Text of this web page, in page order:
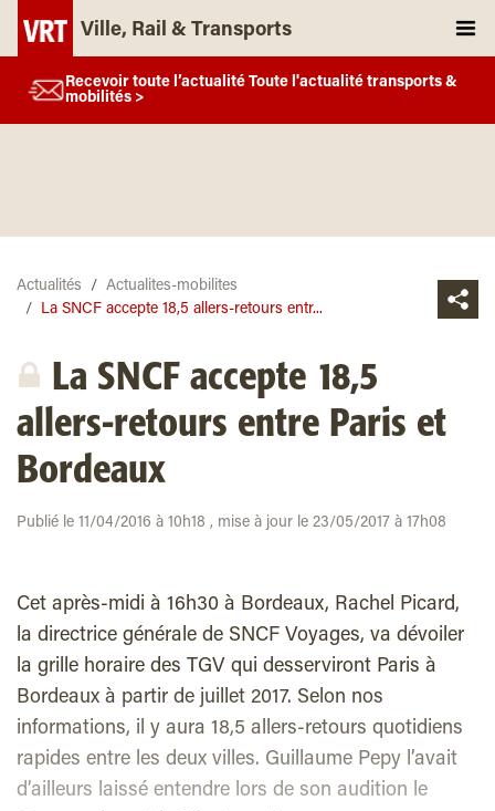
Ville, Rail & Transports
Recevoir toute l’actualité Toute l'actualité transports &
mobilités >
Actualités
Actualites-mobilites
La SNCF accepte 18,5 allers-retours entr...
La SNCF accepte 18,5
allers-retours entre Paris et
Bordeaux
Publié le 11/04/2016 à 10h18 , mise à jour le 23/05/2017 à 17h08
Cet après-midi à 16h30 à Bordeaux, Rachel Picard,
la directrice générale de SNCF Voyages, va dévoiler
la grille horaire des TGV qui desserviront Paris à
Bordeaux à partir de juillet 2017. Selon nos
informations, il y aura 18,5 allers-retours quotidiens
rapides entre les deux villes. Guillaume Pepy l’avait
d’ailleurs laissé entendre lors de son audition le